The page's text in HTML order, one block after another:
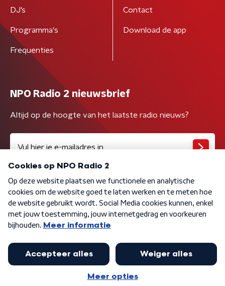
DJ’s
Programma's
Frequenties
Contact
Download de app
NPO Radio 2 nieuwsbrief
Altijd op de hoogte van het laatste radio nieuws?
Algemene voorwaarden Privacybeleid